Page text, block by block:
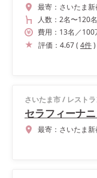
最寄： さいたま
人数： 2名〜120名
費用： 13名 ／100
評価： 4.67( 4件)
さいたま市/ レスト
セラフィーナ
最寄： さいたま